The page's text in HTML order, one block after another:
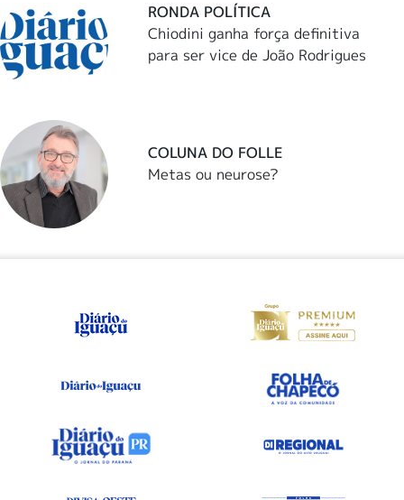
RONDA POLÍTICA
Chiodini ganha força definitiva
para ser vice de João Rodrigues
COLUNA DO FOLLE
Metas ou neurose?